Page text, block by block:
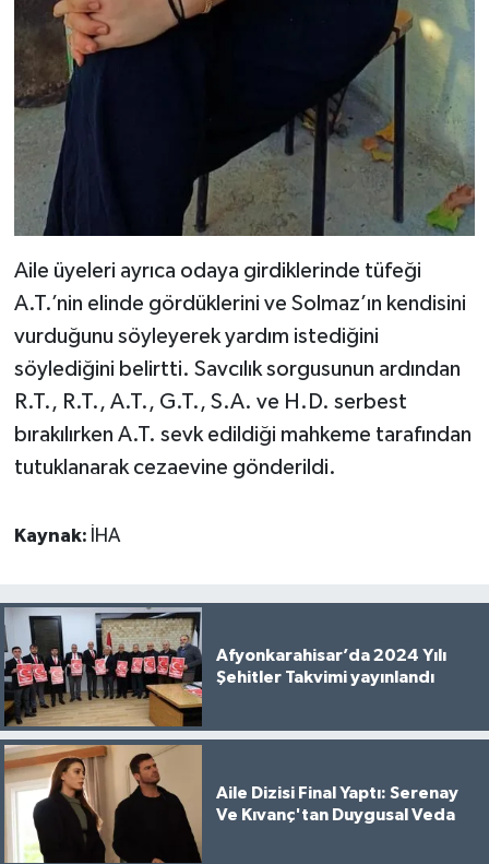
Aile üyeleri ayrıca odaya girdiklerinde tüfeği
A.T.’nin elinde gördüklerini ve Solmaz’ın kendisini
vurduğunu söyleyerek yardım istediğini
söylediğini belirtti. Savcılık sorgusunun ardından
R.T., R.T., A.T., G.T., S.A. ve H.D. serbest
bırakılırken A.T. sevk edildiği mahkeme tarafından
tutuklanarak cezaevine gönderildi.
Kaynak: İHA
Afyonkarahisar’da 2024 Yılı
Şehitler Takvimi yayınlandı
Aile Dizisi Final Yaptı: Serenay
Ve Kıvanç'tan Duygusal Veda